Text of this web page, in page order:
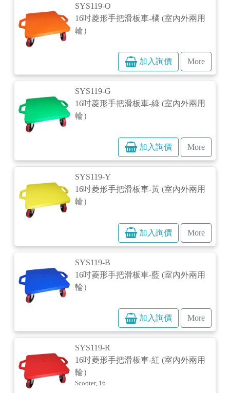
SYS119-O
16吋菱形手把滑板車-橘 (室內外兩用
輪）
加入詢價 More
SYS119-G
16吋菱形手把滑板車-綠 (室內外兩用
輪）
加入詢價 More
SYS119-Y
16吋菱形手把滑板車-黃 (室內外兩用
輪）
加入詢價 More
SYS119-B
16吋菱形手把滑板車-藍 (室內外兩用
輪）
加入詢價 More
SYS119-R
16吋菱形手把滑板車-紅 (室內外兩用
輪）
Scooter, 16